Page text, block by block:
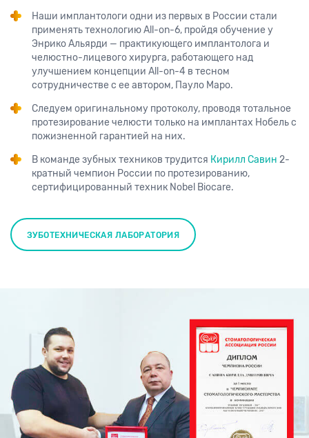
Наши имплантологи одни из первых в России стали
применять технологию All-on-6, пройдя обучение у
Энрико Альярди — практикующего имплантолога и
челюстно-лицевого хирурга, работающего над
улучшением концепции All-on-4 в тесном
сотрудничестве с ее автором, Пауло Маро.
Следуем оригинальному протоколу, проводя тотальное
протезирование челюсти только на имплантах Нобель с
пожизненной гарантией на них.
В команде зубных техников трудится Кирилл Савин 2-
кратный чемпион России по протезированию,
сертифицированный техник Nobel Biocare.
ЗУБОТЕХНИЧЕСКАЯ ЛАБОРАТОРИЯ